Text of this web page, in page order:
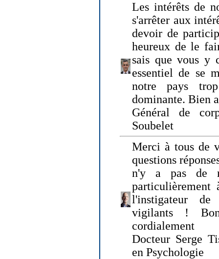
Les intérêts de
s'arrêter aux
devoir de
heureux de le
sais que vous y
essentiel de se
notre pays
dominante. Bien
Général de
Soubelet
Merci à tous de
questions
n'y a pas de
l'instigateur de
vigilants !
cordialement
Docteur Serge
en Psychologie